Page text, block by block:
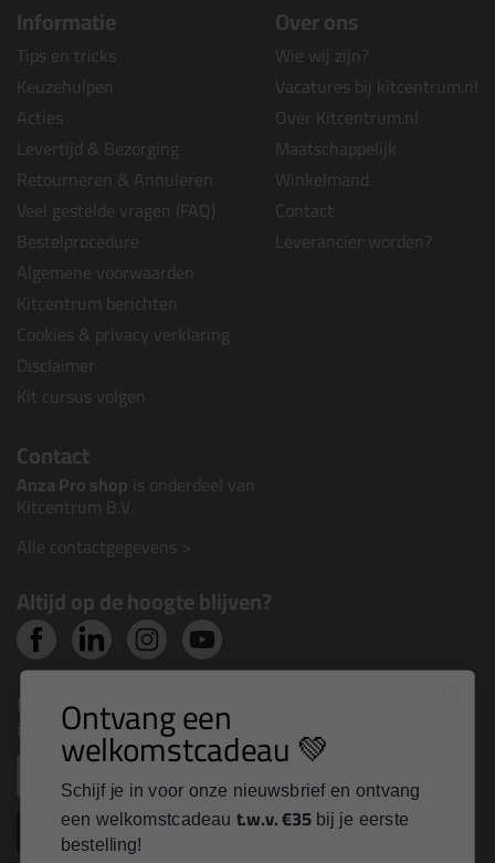
Informatie
Tips en tricks
Keuzehulpen
Acties
Levertijd & Bezorging
Retourneren & Annuleren
Veel gestelde vragen (FAQ)
Bestelprocedure
Algemene voorwaarden
Kitcentrum berichten
Cookies & privacy verklaring
Disclaimer
Kit cursus volgen
Over ons
Wie wij zijn?
Vacatures bij kitcentrum.nl
Over Kitcentrum.nl
Maatschappelijk
Winkelmand
Contact
Leverancier worden?
Contact
Anza Pro shop is onderdeel van
Kitcentrum B.V.
Alle contactgegevens >
Altijd op de hoogte blijven?
Nieuws, tips en exclusieve deals rechtstreeks in je
inbox
Inschrijven
Ontvang een
welkomstcadeau 💚
Schijf je in voor onze nieuwsbrief en ontvang
een welkomstcadeau t.w.v. €35 bij je eerste
bestelling!